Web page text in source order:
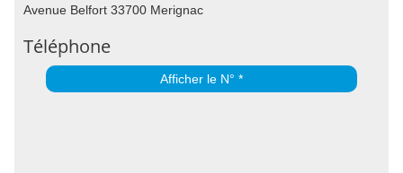
Avenue Belfort 33700 Merignac
Téléphone
Afficher le N° *